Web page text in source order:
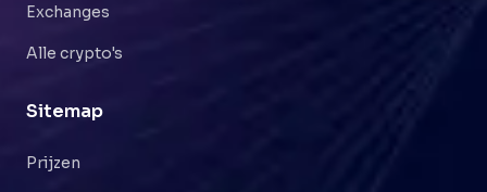
Exchanges
Alle crypto's
Sitemap
Prijzen